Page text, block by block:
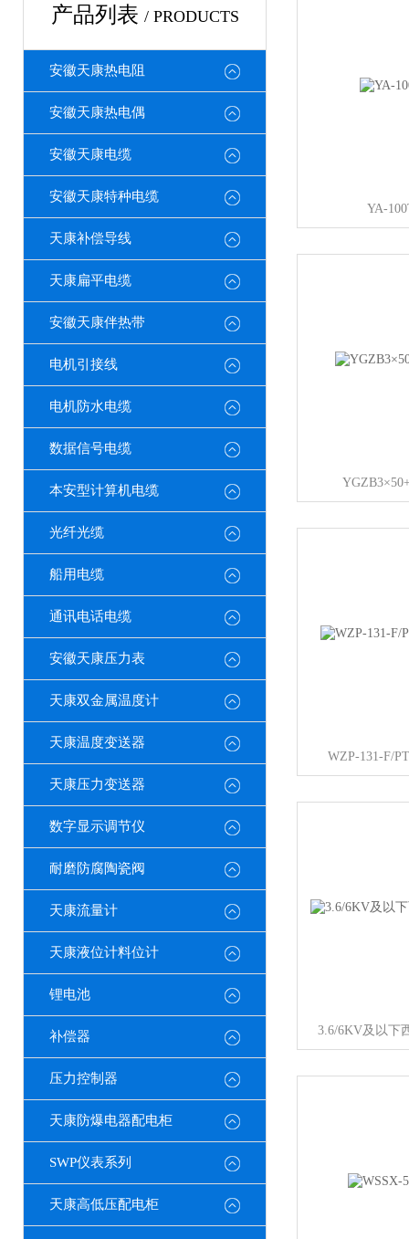
产品列表 / PRODUCTS
安徽天康热电阻
安徽天康热电偶
安徽天康电缆
安徽天康特种电缆
天康补偿导线
天康扁平电缆
安徽天康伴热带
电机引接线
电机防水电缆
数据信号电缆
本安型计算机电缆
光纤光缆
船用电缆
通讯电话电缆
安徽天康压力表
天康双金属温度计
天康温度变送器
天康压力变送器
数字显示调节仪
耐磨防腐陶瓷阀
天康流量计
天康液位计料位计
锂电池
补偿器
压力控制器
天康防爆电器配电柜
SWP仪表系列
天康高低压配电柜
YA-
WZP-131-F/
3.6/6KV及以下